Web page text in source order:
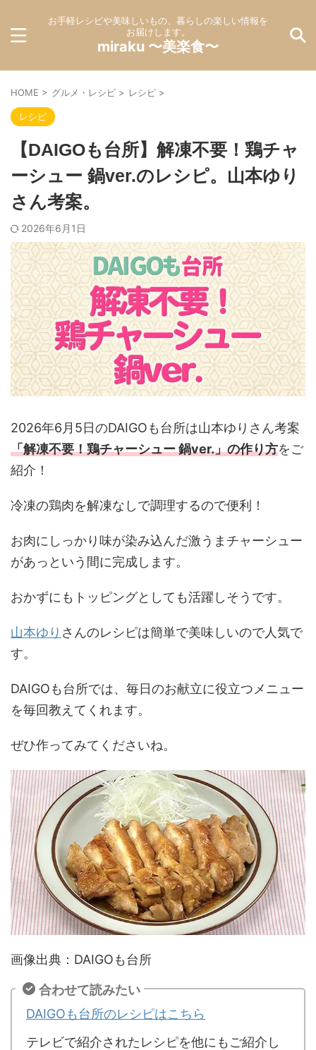
お手軽レシピや美味しいもの、暮らしの楽しい情報を
お届けします。
miraku 〜美楽食〜
HOME > グルメ・レシピ > レシピ >
レシピ
【DAIGOも台所】解凍不要！鶏チャ
ーシュー 鍋ver.のレシピ。山本ゆり
さん考案。
2026年6月1日
2026年6月5日のDAIGOも台所は山本ゆりさん考案
「解凍不要！鶏チャーシュー 鍋ver.」の作り方をご
紹介！
冷凍の鶏肉を解凍なしで調理するので便利！
お肉にしっかり味が染み込んだ激うまチャーシュー
があっという間に完成します。
おかずにもトッピングとしても活躍しそうです。
山本ゆり さんのレシピは簡単で美味しいので人気で
す。
DAIGOも台所では、毎日のお献立に役立つメニュー
を毎回教えてくれます。
ぜひ作ってみてくださいね。
画像出典：DAIGOも台所
合わせて読みたい
DAIGOも台所のレシピはこちら
テレビで紹介されたレシピを他にもご紹介し